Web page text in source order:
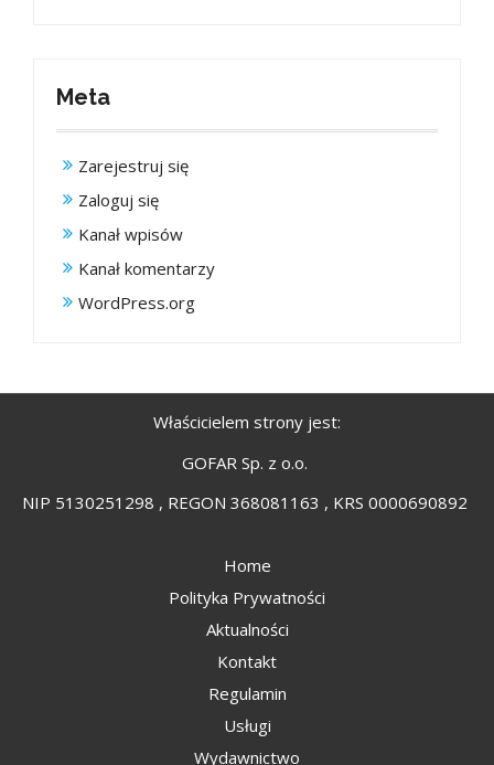
Meta
Zarejestruj się
Zaloguj się
Kanał wpisów
Kanał komentarzy
WordPress.org
Właścicielem strony jest:
GOFAR Sp. z o.o.
NIP 5130251298 , REGON 368081163 , KRS 0000690892
Home
Polityka Prywatności
Aktualności
Kontakt
Regulamin
Usługi
Wydawnictwo